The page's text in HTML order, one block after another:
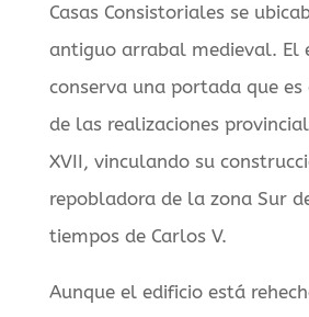
Casas Consistoriales se
antiguo arrabal medieval. El
conserva una portada que
de las realizaciones
XVII, vinculando su
repobladora de la zona Sur
tiempos de Carlos V.
Aunque el edificio está